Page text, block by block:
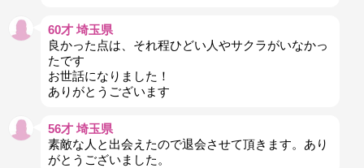
60才 埼玉県
良かった点は、それ程ひどい人やサクラがいなかっ
たです
お世話になりました！
ありがとうございます
56才 埼玉県
素敵な人と出会えたので退会させて頂きます。あり
がとうございました。